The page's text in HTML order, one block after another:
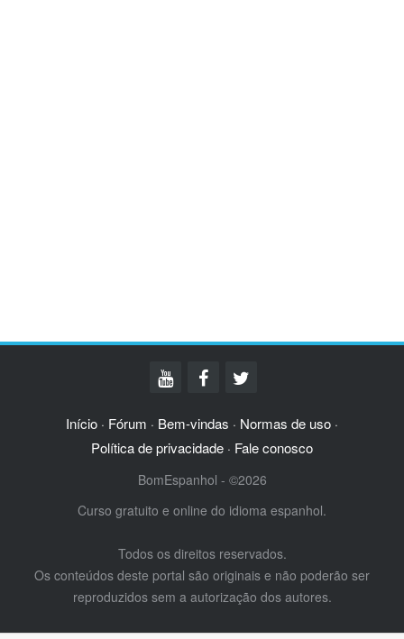
Início · Fórum · Bem-vindas · Normas de uso ·
Política de privacidade · Fale conosco
BomEspanhol - ©2026
Curso gratuito e online do idioma espanhol.
Todos os direitos reservados.
Os conteúdos deste portal são originais e não poderão ser
reproduzidos sem a autorização dos autores.